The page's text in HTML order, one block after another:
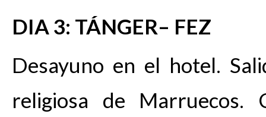
DIA 3: TÁNGER– FEZ
Desayuno en el hotel.
religiosa de Marruecos.